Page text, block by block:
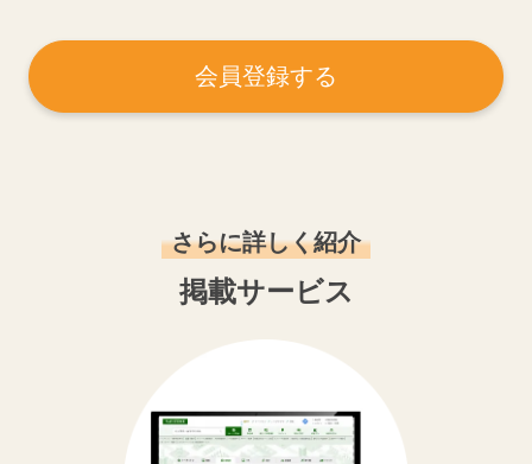
会員登録する
さらに詳しく紹介
掲載サービス